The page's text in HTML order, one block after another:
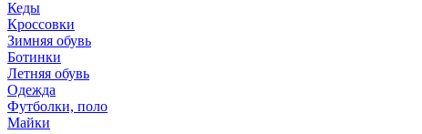
Кеды
Кроссовки
Зимняя обувь
Ботинки
Летняя обувь
Одежда
Футболки, поло
Майки